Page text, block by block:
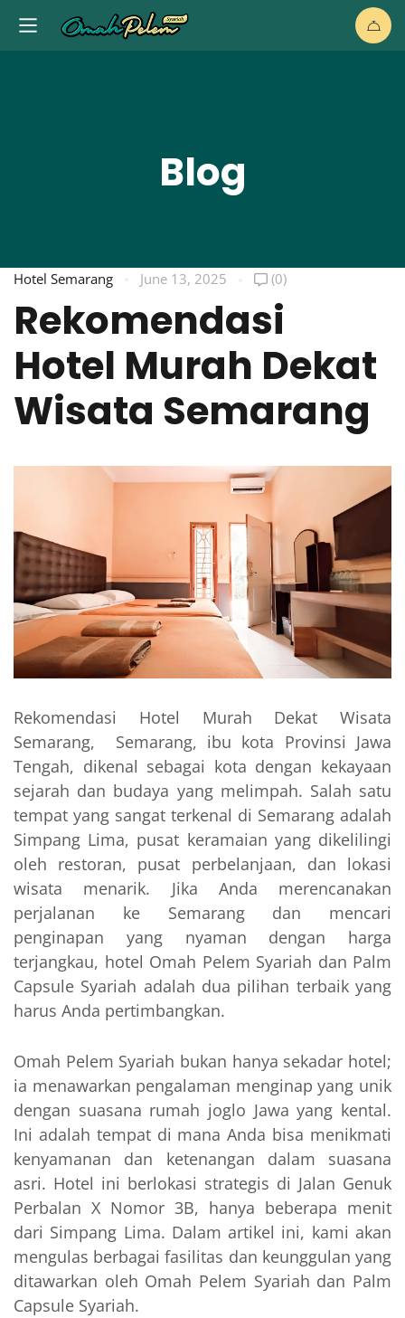
Blog
Hotel Semarang June 13, 2025 (0)
Rekomendasi
Hotel Murah Dekat
Wisata Semarang
Rekomendasi Hotel Murah Dekat Wisata
Semarang, Semarang, ibu kota Provinsi Jawa
Tengah, dikenal sebagai kota dengan kekayaan
sejarah dan budaya yang melimpah. Salah satu
tempat yang sangat terkenal di Semarang adalah
Simpang Lima, pusat keramaian yang dikelilingi
oleh restoran, pusat perbelanjaan, dan lokasi
wisata menarik. Jika Anda merencanakan
perjalanan ke Semarang dan mencari
penginapan yang nyaman dengan harga
terjangkau, hotel Omah Pelem Syariah dan Palm
Capsule Syariah adalah dua pilihan terbaik yang
harus Anda pertimbangkan.
Omah Pelem Syariah bukan hanya sekadar hotel;
ia menawarkan pengalaman menginap yang unik
dengan suasana rumah joglo Jawa yang kental.
Ini adalah tempat di mana Anda bisa menikmati
kenyamanan dan ketenangan dalam suasana
asri. Hotel ini berlokasi strategis di Jalan Genuk
Perbalan X Nomor 3B, hanya beberapa menit
dari Simpang Lima. Dalam artikel ini, kami akan
mengulas berbagai fasilitas dan keunggulan yang
ditawarkan oleh Omah Pelem Syariah dan Palm
Capsule Syariah.